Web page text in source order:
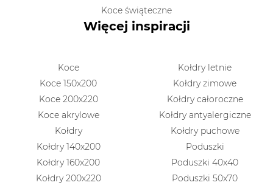
Koce świąteczne
Więcej inspiracji
Koce
Koce 150x200
Koce 200x220
Koce akrylowe
Kołdry
Kołdry 140x200
Kołdry 160x200
Kołdry 200x220
Kołdry letnie
Kołdry zimowe
Kołdry całoroczne
Kołdry antyalergiczne
Kołdry puchowe
Poduszki
Poduszki 40x40
Poduszki 50x70